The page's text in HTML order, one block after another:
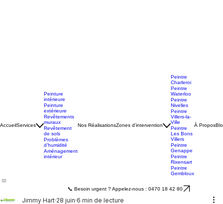
Peinture
intérieure
Peinture
extérieure
Revêtements
muraux
Revêtement
de sols
Problèmes
d’humidité
Peintre
Charleroi
Peintre
Waterloo
Peintre
Nivelles
Peintre
Villers-la-
Ville
Peintre
Les Bons
Villers
Peintre
Genappe
Peintre
Rixensart
Gembloux
📞 Besoin urgent ? Appelez-nous : 0470 18 42 80